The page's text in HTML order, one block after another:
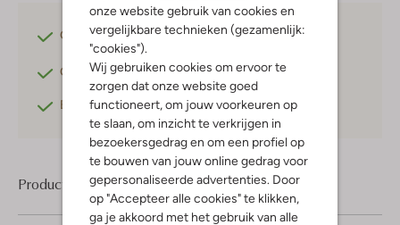
onze website gebruik van cookies en
vergelijkbare technieken (gezamenlijk:
"cookies").
Wij gebruiken cookies om ervoor te
zorgen dat onze website goed
functioneert, om jouw voorkeuren op
te slaan, om inzicht te verkrijgen in
bezoekersgedrag en om een profiel op
te bouwen van jouw online gedrag voor
gepersonaliseerde advertenties. Door
op "Accepteer alle cookies" te klikken,
ga je akkoord met het gebruik van alle
Gratis verzendingvanaf €75,-
Gratis retournerenbinnen 30 dagen*
Betaal achterafmet Klarna
Product informatie